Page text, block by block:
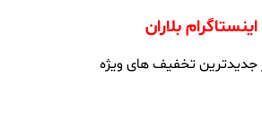
اینستاگرام بلاران
جدیدترین تخفیف های ویژه